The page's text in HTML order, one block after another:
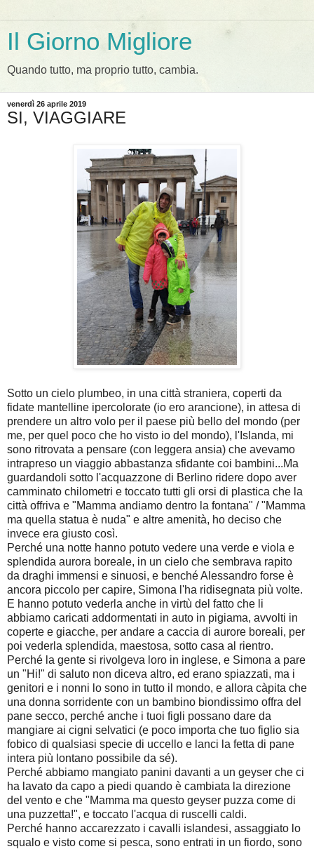
Il Giorno Migliore
Quando tutto, ma proprio tutto, cambia.
venerdì 26 aprile 2019
SI, VIAGGIARE
Sotto un cielo plumbeo, in una città straniera, coperti da
fidate mantelline ipercolorate (io ero arancione), in attesa di
prendere un altro volo per il paese più bello del mondo (per
me, per quel poco che ho visto io del mondo), l'Islanda, mi
sono ritrovata a pensare (con leggera ansia) che avevamo
intrapreso un viaggio abbastanza sfidante coi bambini...Ma
guardandoli sotto l'acquazzone di Berlino ridere dopo aver
camminato chilometri e toccato tutti gli orsi di plastica che la
città offriva e "Mamma andiamo dentro la fontana" / "Mamma
ma quella statua è nuda" e altre amenità, ho deciso che
invece era giusto così.
Perché una notte hanno potuto vedere una verde e viola e
splendida aurora boreale, in un cielo che sembrava rapito
da draghi immensi e sinuosi, e benché Alessandro forse è
ancora piccolo per capire, Simona l'ha ridisegnata più volte.
E hanno potuto vederla anche in virtù del fatto che li
abbiamo caricati addormentati in auto in pigiama, avvolti in
coperte e giacche, per andare a caccia di aurore boreali, per
poi vederla splendida, maestosa, sotto casa al rientro.
Perché la gente si rivolgeva loro in inglese, e Simona a pare
un "Hi!" di saluto non diceva altro, ed erano spiazzati, ma i
genitori e i nonni lo sono in tutto il mondo, e allora càpita che
una donna sorridente con un bambino biondissimo offra del
pane secco, perché anche i tuoi figli possano dare da
mangiare ai cigni selvatici (e poco importa che tuo figlio sia
fobico di qualsiasi specie di uccello e lanci la fetta di pane
intera più lontano possibile da sé).
Perché abbiamo mangiato panini davanti a un geyser che ci
ha lavato da capo a piedi quando è cambiata la direzione
del vento e che "Mamma ma questo geyser puzza come di
una puzzetta!", e toccato l'acqua di ruscelli caldi.
Perché hanno accarezzato i cavalli islandesi, assaggiato lo
squalo e visto come si pesca, sono entrati in un fiordo, sono